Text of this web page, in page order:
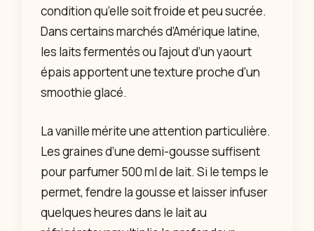
condition qu’elle soit froide et peu sucrée.
Dans certains marchés d’Amérique latine,
les laits fermentés ou l’ajout d’un yaourt
épais apportent une texture proche d’un
smoothie glacé.
La vanille mérite une attention particulière.
Les graines d’une demi-gousse suffisent
pour parfumer 500 ml de lait. Si le temps le
permet, fendre la gousse et laisser infuser
quelques heures dans le lait au